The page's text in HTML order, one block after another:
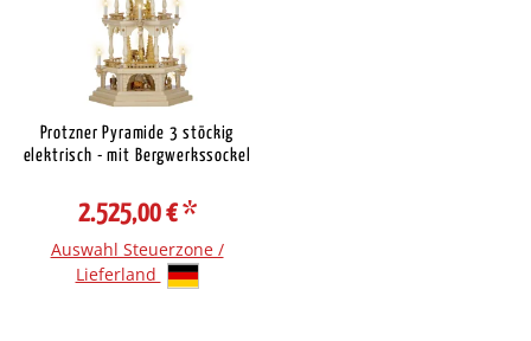
Protzner Pyramide 3 stöckig
elektrisch - mit Bergwerkssockel
2.525,00 €*
Auswahl Steuerzone /
Lieferland